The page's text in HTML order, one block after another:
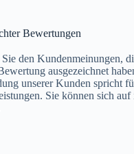
Bewertungen
Sie den Kundenmeinungen,
ausgezeichnet
unserer Kunden spricht
Sie können sich